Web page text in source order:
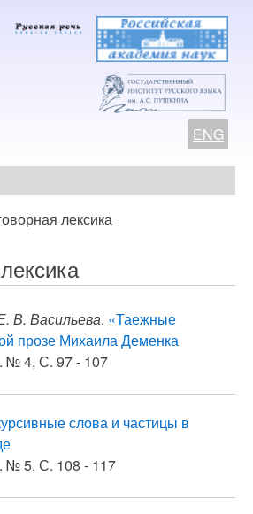
ENG
лексика
В. Васильева. «Таежные
прозе Михаила Деменка
№ 4, С. 97 - 107
слова и частицы в
№ 5, С. 108 - 117